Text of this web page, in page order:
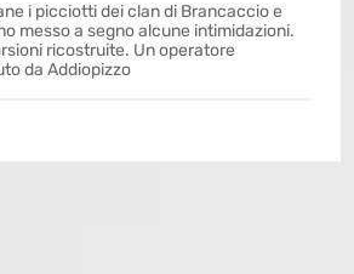
i picciotti dei clan di Brancaccio e
messo a segno alcune intimidazioni.
ricostruite. Un operatore
da Addiopizzo